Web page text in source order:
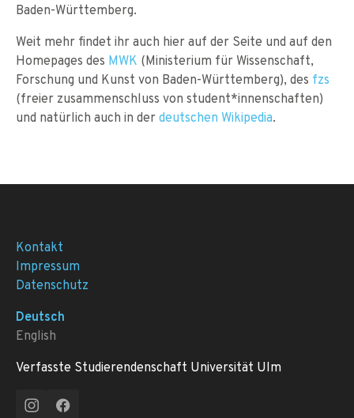
Baden-Württemberg.
Weit mehr findet ihr auch hier auf der Seite und auf den
Homepages des MWK (Ministerium für Wissenschaft,
Forschung und Kunst von Baden-Württemberg), des fzs
(freier zusammenschluss von student*innenschaften)
und natürlich auch in derdeutschen Wikipedia.
Kontakt
Impressum
Datenschutz
Deutsch
English
Verfasste Studierendenschaft Universität Ulm
InstagramFacebook